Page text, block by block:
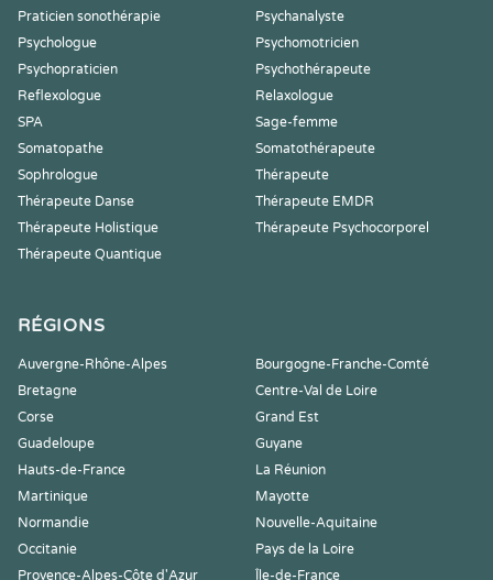
Praticien sonothérapie
Psychanalyste
Psychologue
Psychomotricien
Psychopraticien
Psychothérapeute
Reflexologue
Relaxologue
SPA
Sage-femme
Somatopathe
Somatothérapeute
Sophrologue
Thérapeute
Thérapeute Danse
Thérapeute EMDR
Thérapeute Holistique
Thérapeute Psychocorporel
Thérapeute Quantique
RÉGIONS
Auvergne-Rhône-Alpes
Bourgogne-Franche-Comté
Bretagne
Centre-Val de Loire
Corse
Grand Est
Guadeloupe
Guyane
Hauts-de-France
La Réunion
Martinique
Mayotte
Normandie
Nouvelle-Aquitaine
Occitanie
Pays de la Loire
Provence-Alpes-Côte d'Azur
Île-de-France